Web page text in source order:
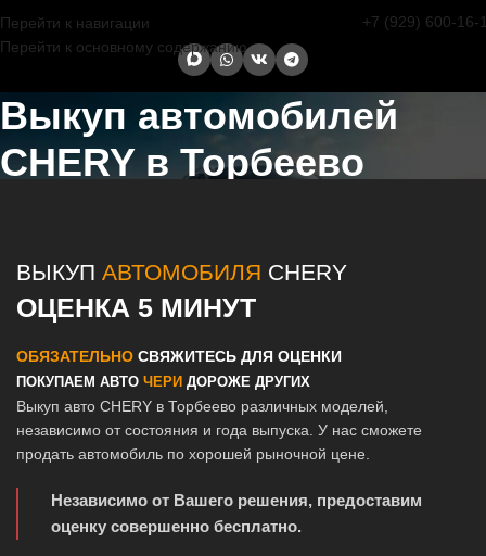
Перейти к навигации
Перейти к основному содержанию
+7 (929) 600-16-
Выкуп автомобилей
CHERY в Торбеево
ВЫКУП АВТОМОБИЛЯ CHERY
ОЦЕНКА 5 МИНУТ
ОБЯЗАТЕЛЬНО СВЯЖИТЕСЬ ДЛЯ ОЦЕНКИ
ПОКУПАЕМ АВТО ЧЕРИ ДОРОЖЕ ДРУГИХ
Выкуп авто CHERY в Торбеево различных моделей,
независимо от состояния и года выпуска. У нас сможете
продать автомобиль по хорошей рыночной цене.
Независимо от Вашего решения, предоставим
оценку совершенно бесплатно.